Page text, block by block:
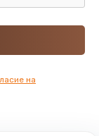
на